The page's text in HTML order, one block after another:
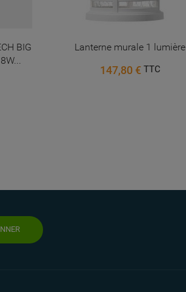
BIG
Lanterne murale 1 lumière
147,80 € TTC